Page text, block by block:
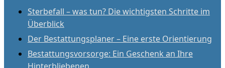
Sterbefall – was tun? Die wichtigsten Schritte im
Überblick
Der Bestattungsplaner – Eine erste Orientierung
Bestattungsvorsorge: Ein Geschenk an Ihre